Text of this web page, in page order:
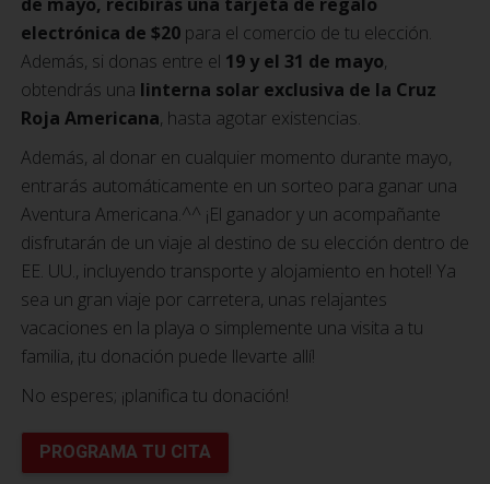
electrónica de $20 para el comercio de tu elección.
Además, si donas entre el 19 y el 31 de mayo,
obtendrás una linterna solar exclusiva de la Cruz
Roja Americana, hasta agotar existencias.
Además, al donar en cualquier momento durante mayo,
entrarás automáticamente en un sorteo para ganar una
Aventura Americana.^^ ¡El ganador y un acompañante
disfrutarán de un viaje al destino de su elección dentro de
EE. UU., incluyendo transporte y alojamiento en hotel! Ya
sea un gran viaje por carretera, unas relajantes
vacaciones en la playa o simplemente una visita a tu
familia, ¡tu donación puede llevarte allí!
No esperes; ¡planifica tu donación!
PROGRAMA TU CITA